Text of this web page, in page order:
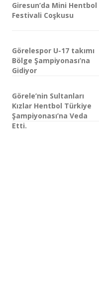
Giresun’da Mini Hentbol
Festivali Coşkusu
Görelespor U-17 takımı
Bölge Şampiyonası’na
Gidiyor
Görele’nin Sultanları
Kızlar Hentbol Türkiye
Şampiyonası’na Veda
Etti.